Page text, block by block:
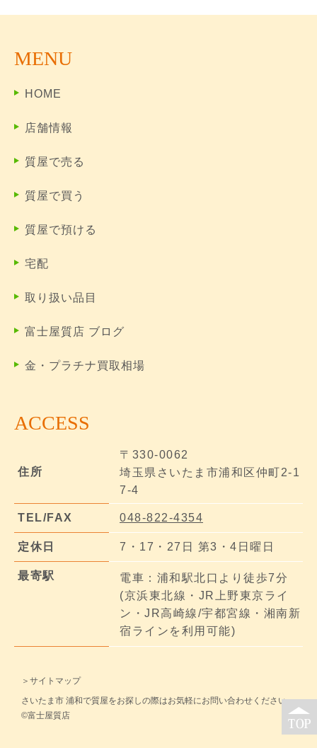
MENU
HOME
店舗情報
質屋で売る
質屋で買う
質屋で預ける
宅配
取り扱い品目
富士屋質店 ブログ
金・プラチナ買取相場
ACCESS
住所
〒330-0062
埼玉県さいたま市浦和区仲町2-1
7-4
TEL/FAX 048-822-4354
定休日 7・17・27日 第3・4日曜日
最寄駅
電車：浦和駅北口より徒歩7分
(京浜東北線・JR上野東京ライ
ン・JR高崎線/宇都宮線・湘南新
宿ラインを利用可能)
＞サイトマップ
さいたま市 浦和で質屋をお探しの際はお気軽にお問い合わせください。
©富士屋質店